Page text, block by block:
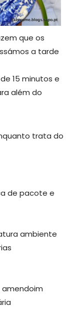
que os
a tarde
15 minutos e
além do
trata do
de pacote e
ambiente